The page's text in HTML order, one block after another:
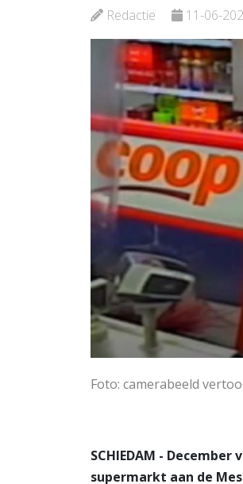
Redactie 11-06-
Foto: camerabeeld
SCHIEDAM -
supermarkt aan de
Bekijk de pagina